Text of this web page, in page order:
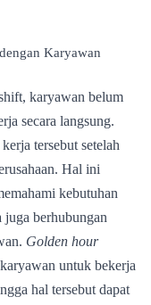
Karyawan
karyawan belum
secara langsung.
tersebut setelah
Hal ini
kebutuhan
berhubungan
Golden hour
untuk bekerja
hal tersebut dapat